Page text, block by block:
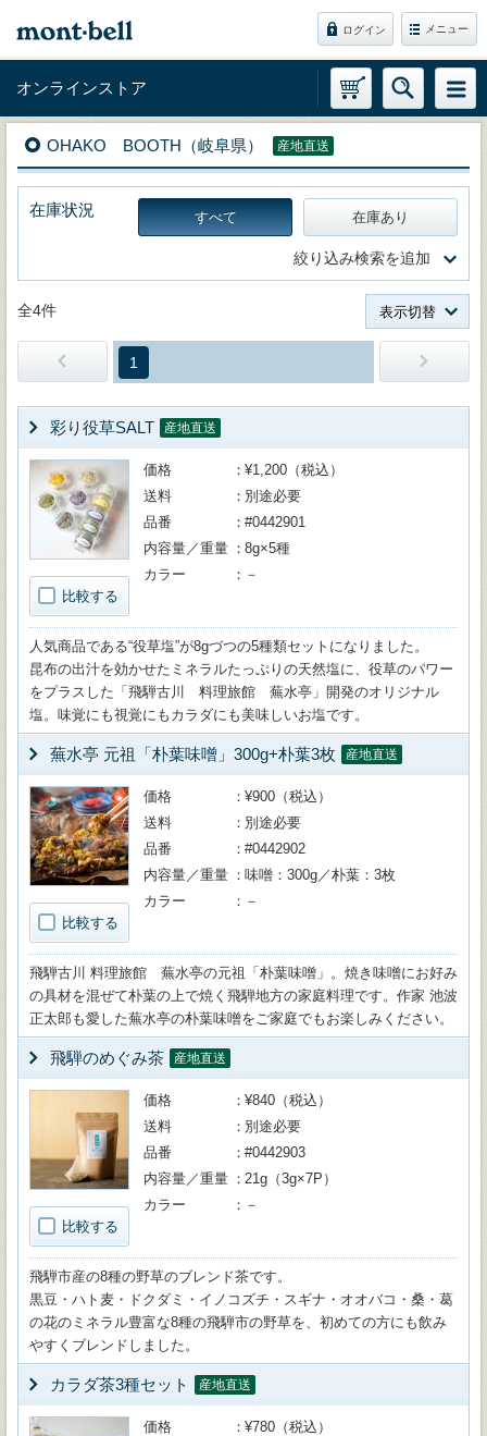
ログイン メニュー
オンラインストア
OHAKO BOOTH（岐阜県） 産地直送
在庫状況 すべて 在庫あり
絞り込み検索を追加
全4件 表示切替
1
彩り役草SALT 産地直送
比較する
価格
¥1,200（税込）
送料
別途必要
品番
#0442901
内容量／重量
8g×5種
カラー
－
人気商品である“役草塩”が8gづつの5種類セットになりました。
昆布の出汁を効かせたミネラルたっぷりの天然塩に、役草のパワー
をプラスした「飛騨古川 料理旅館 蕪水亭」開発のオリジナル
塩。味覚にも視覚にもカラダにも美味しいお塩です。
蕪水亭 元祖「朴葉味噌」300g+朴葉3枚 産地直送
比較する
価格
¥900（税込）
送料
別途必要
品番
#0442902
内容量／重量
味噌：300g／朴葉：3枚
カラー
－
飛騨古川 料理旅館 蕪水亭の元祖「朴葉味噌」。焼き味噌にお好み
の具材を混ぜて朴葉の上で焼く飛騨地方の家庭料理です。作家 池波
正太郎も愛した蕪水亭の朴葉味噌をご家庭でもお楽しみください。
飛騨のめぐみ茶 産地直送
比較する
価格
¥840（税込）
送料
別途必要
品番
#0442903
内容量／重量
21g（3g×7P）
カラー
－
飛騨市産の8種の野草のブレンド茶です。
黒豆・ハト麦・ドクダミ・イノコズチ・スギナ・オオバコ・桑・葛
の花のミネラル豊富な8種の飛騨市の野草を、初めての方にも飲み
やすくブレンドしました。
カラダ茶3種セット 産地直送
価格
¥780（税込）